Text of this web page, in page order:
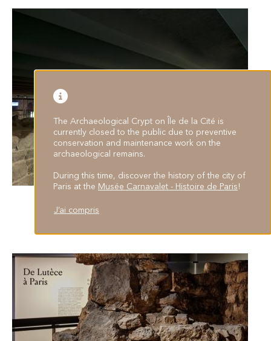
More than 2000 years of history
The Archaeological Crypt on Île de la Cité is
currently closed to the public due to preventive
conservation and maintenance work on the
archaeological remains.
During this time, discover the history of the city of
Paris at the Musée Carnavalet - Histoire de Paris!
J’ai compris